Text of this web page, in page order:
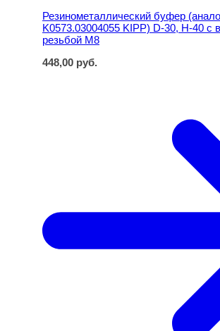
Резинометаллический буфер
K0573.03004055 KIPP) D-30, H-40 с
резьбой M8
448,00 руб.